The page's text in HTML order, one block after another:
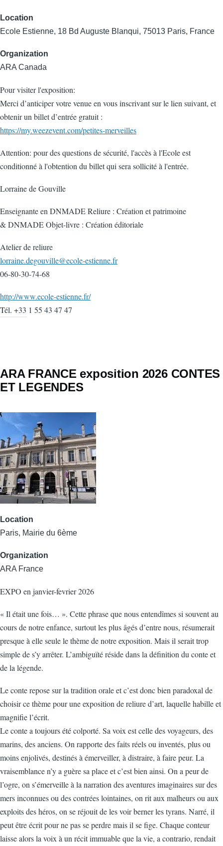
Location
Ecole Estienne, 18 Bd Auguste Blanqui, 75013 Paris, France
Organization
ARA Canada
Pour visiter l'exposition:
Merci d’anticiper votre venue en vous inscrivant sur le lien suivant, et
obtenir un billet d’entrée gratuit :
https://my.weezevent.com/petites-merveilles
Attention: pour des questions de sécurité, l'accès à l'Ecole est
conditionné à l'obtention du billet qui sera sollicité à l'entrée.
Lorraine de Gouville
Enseignante en DNMADE Reliure : Création et patrimoine
& DNMADE Objet-livre : Création éditoriale
Atelier de reliure
lorraine.degouville@ecole-estienne.fr
06-80-30-74-68
http://www.ecole-estienne.fr/
Tél. +33 1 55 43 47 47
ARA FRANCE exposition 2026 CONTES
ET LEGENDES
Location
Paris, Mairie du 6ème
Organization
ARA France
EXPO en janvier-fevrier 2026
« Il était une fois… ». Cette phrase que nous entendîmes si souvent au
cours de notre enfance, surtout les plus âgés d’entre nous, résumerait
presque à elle seule le thème de notre exposition. Mais il serait trop
simple de s’y arrêter. L’ambiguïté réside dans la définition du conte et
de la légende.
Le conte repose sur la tradition orale et c’est donc bien paradoxal de
choisir ce thème pour une exposition de reliure d’art, laquelle habille et
magnifie l’écrit.
Le conte a toujours été colporté. Sa voix est celle des voyageurs, des
marins, des anciens. On rapporte des faits réels ou inventés, plus ou
moins enjolivés, destinés à émerveiller, à distraire, à faire peur. La
vraisemblance n’y a guère sa place et c’est bien ainsi. On a peur de
l’ogre, on s’émerveille à la narration des aventures imaginaires sur des
mers inconnues ou des contrées lointaines, on rit aux malheurs ou aux
exploits des héros, on se réjouit de les voir berner les tyrans. Narré, il
peut être écrit pour ne pas se perdre mais il se fige. Chaque conteur
laisse alors la voix à un récit immuable que la vie, a contrario, rendait